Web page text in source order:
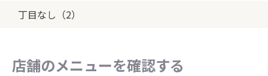
丁目なし（2）
店舗のメニューを確認する